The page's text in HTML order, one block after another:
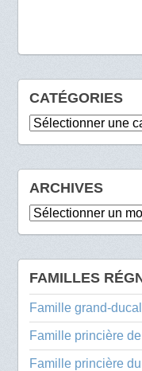
CATÉGORIES
Catégories
ARCHIVES
Archives
FAMILLES
Famille grand-
Famille princière
Famille princière